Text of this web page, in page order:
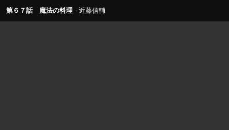
第６７話 魔法の料理 近藤信輔